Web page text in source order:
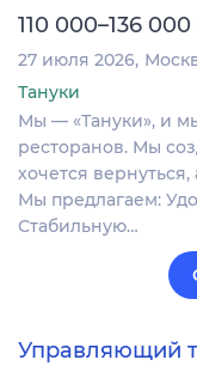
110 000–136 000
27 июля 2026
Тануки
Мы — «Тануки», и
ресторанов. Мы
хочется
Мы предлагаем:
Стабильную…
Управляющий